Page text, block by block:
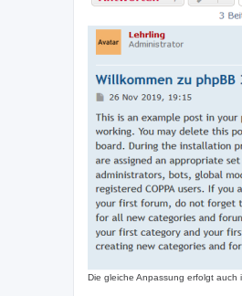
Die gleiche Anpassung erfolgt auch